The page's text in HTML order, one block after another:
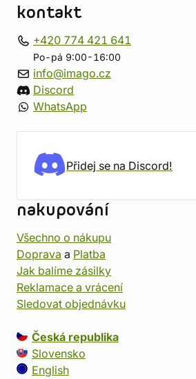
kontakt
+420 774 421 641
Po-pá 9:00-16:00
info@imago.cz
Discord
WhatsApp
Přidej se na Discord!
nakupování
Všechno o nákupu
Doprava a Platba
Jak balíme zásilky
Reklamace a vrácení
Sledovat objednávku
Česká republika
Slovensko
English